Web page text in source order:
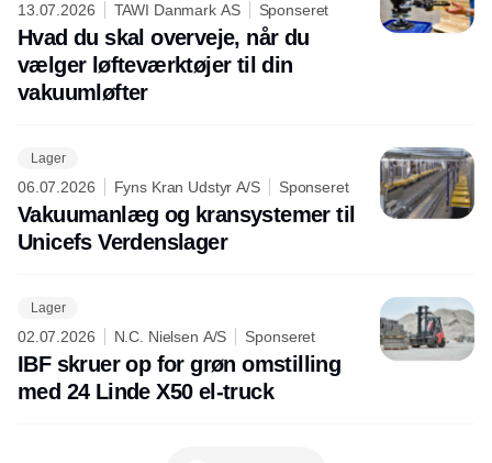
13.07.2026 TAWI Danmark AS Sponseret
Hvad du skal overveje, når du
vælger løfteværktøjer til din
vakuumløfter
Lager
06.07.2026 Fyns Kran Udstyr A/S Sponseret
Vakuumanlæg og kransystemer til
Unicefs Verdenslager
Lager
02.07.2026 N.C. Nielsen A/S Sponseret
IBF skruer op for grøn omstilling
med 24 Linde X50 el-truck